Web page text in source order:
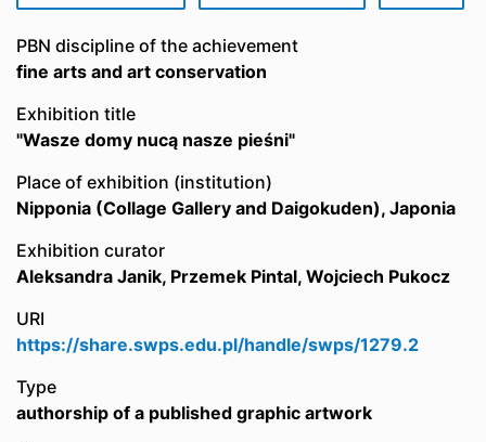
PBN discipline of the achievement
fine arts and art conservation
Exhibition title
"Wasze domy nucą nasze pieśni"
Place of exhibition (institution)
Nipponia (Collage Gallery and Daigokuden), Japonia
Exhibition curator
Aleksandra Janik, Przemek Pintal, Wojciech Pukocz
URI
https://share.swps.edu.pl/handle/swps/1279.2
Type
authorship of a published graphic artwork